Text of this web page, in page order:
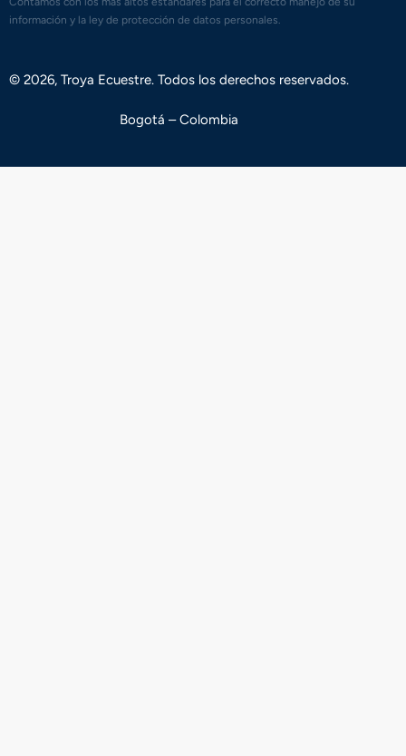
información y la ley de protección de datos personales.
© 2026, Troya Ecuestre. Todos los derechos reservados.
Bogotá – Colombia